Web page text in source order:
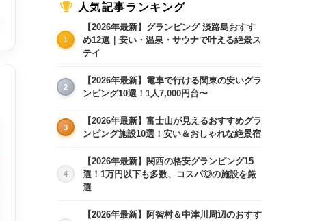
人気記事ランキング
1
【2026年最新】グランピング 淡路島おすす
め12選｜安い・温泉・サウナで叶える絶景ス
テイ
2
【2026年最新】電車で行ける関東の安いグラ
ンピング10選！1人7,000円台〜
3
【2026年最新】富士山が見えるおすすめグラ
ンピング施設10選！安い＆おしゃれな絶景宿
4
【2026年最新】関西の格安グランピング15
選！1万円以下も多数、コスパ◎の施設を厳
選
【2026年最新】阿智村＆中津川周辺のおすす